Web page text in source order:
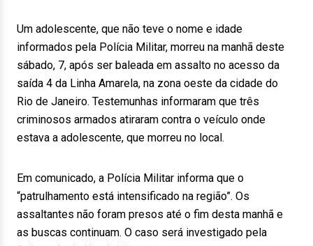
Um adolescente, que não teve o nome e idade
informados pela Polícia Militar, morreu na manhã deste
sábado, 7, após ser baleada em assalto no acesso da
saída 4 da Linha Amarela, na zona oeste da cidade do
Rio de Janeiro. Testemunhas informaram que três
criminosos armados atiraram contra o veículo onde
estava a adolescente, que morreu no local.
Em comunicado, a Polícia Militar informa que o
“patrulhamento está intensificado na região”. Os
assaltantes não foram presos até o fim desta manhã e
as buscas continuam. O caso será investigado pela